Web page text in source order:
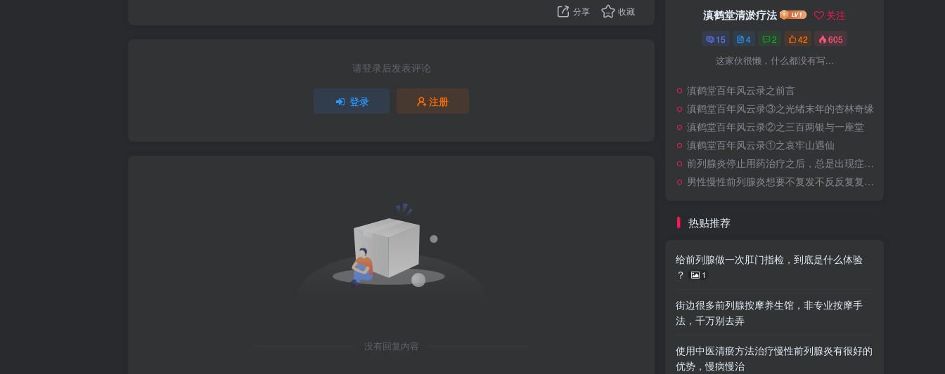
分享 收藏
请登录后发表评论
登录 注册
没有回复内容
滇鹤堂清淤疗法 关注
15 4 2 42 605
这家伙很懒，什么都没有写...
滇鹤堂百年风云录之前言
滇鹤堂百年风云录③之光绪末年的杏林奇缘
滇鹤堂百年风云录②之三百两银与一座堂
滇鹤堂百年风云录①之哀牢山遇仙
前列腺炎停止用药治疗之后，总是出现症状反反复复的复发，该怎么办？滇鹤堂清淤方案
男性慢性前列腺炎想要不复发不反反复复，应该怎么治疗？
热贴推荐
给前列腺做一次肛门指检，到底是什么体验
？
1
街边很多前列腺按摩养生馆，非专业按摩手
法，千万别去弄
使用中医清瘀方法治疗慢性前列腺炎有很好的
优势，慢病慢治